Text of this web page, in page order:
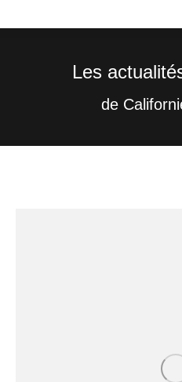
Les
de